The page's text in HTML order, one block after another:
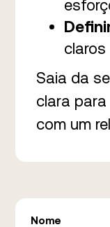
claros
Saia da
clara
com um
Nome